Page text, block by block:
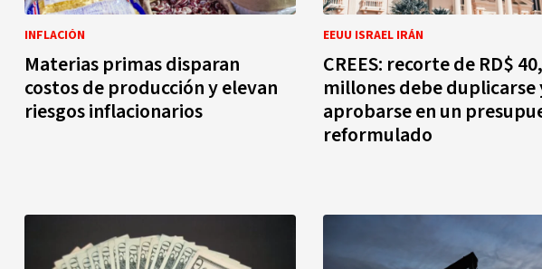
INFLACIÓN
Materias primas disparan
costos de producción y elevan
riesgos inflacionarios
EEUU ISRAEL IRÁN
CREES: recorte de RD$
millones debe duplicarse
aprobarse en un
reformulado